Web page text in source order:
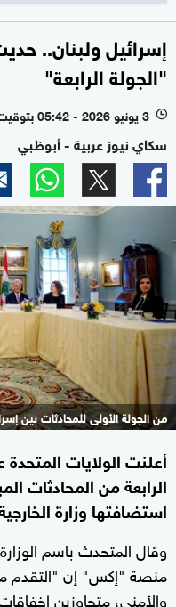
إسرائيل ولبنان..
"الجولة الرابعة"
l 3 يونيو 2026 - 05:42 بتوقيت أبوظبي
سكاي نيوز عربية - أبوظبي
من الجولة الأولى للمحادثات بين
أعلنت الولايات
الرابعة من المحادثات
استضافتها وزارة
وقال المتحدث باسم
منصة "إكس" إن "التقدم
والأمني، متجاوزين